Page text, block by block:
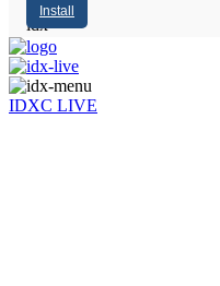
Install
IDXC LIVE